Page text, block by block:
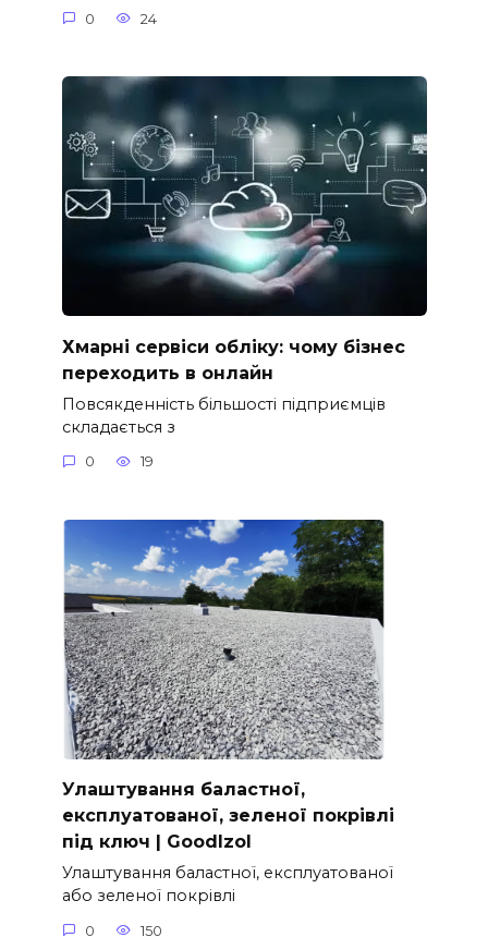
0 24
Хмарні сервіси обліку: чому бізнес
переходить в онлайн
Повсякденність більшості підприємців
складається з
0 19
Улаштування баластної,
експлуатованої, зеленої покрівлі
під ключ | GoodIzol
Улаштування баластної, експлуатованої
або зеленої покрівлі
0 150